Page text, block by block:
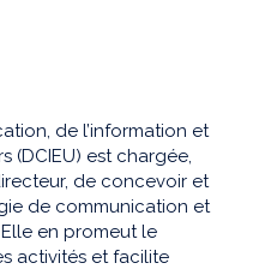
de l’information et
(DCIEU) est chargée,
de concevoir et
de communication et
Elle en promeut le
activités et facilite